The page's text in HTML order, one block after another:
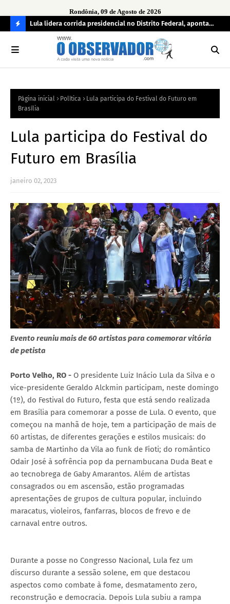
Rondônia, 09 de Agosto de 2026
O
R
Lula lidera corrida presidencial no Distrito Federal, aponta
pesquisa; Flávio Bolsonaro aparece em segundo
Página inicial Política
Lula participa do Festival do Futuro em
Brasília
Lula participa do Festival do
Futuro em Brasília
janeiro 02, 2023
Evento reuniu mais de 60 artistas para comemorar vitória
de petista
Porto Velho, RO - O presidente Luiz Inácio Lula da Silva e o
vice-presidente Geraldo Alckmin participam, neste domingo
(1º), do Festival do Futuro, festa que está sendo realizada
em Brasília para comemorar a posse de Lula. O evento, que
começou na manhã de hoje, tem a participação de mais de
60 artistas, de diferentes gerações e estilos musicais: do
samba de Martinho da Vila ao funk de Fioti; do romântico
Odair José à sofrência pop da pernambucana Duda Beat e
ao tecnobrega de Gaby Amarantos. Além de artistas
consagrados ou em ascensão, estão programadas
apresentações de grupos de cultura popular, incluindo
maracatus, violeiros, fanfarras, blocos de frevo e de
carnaval entre outros.
Durante a posse no Congresso Nacional, Lula fez um
discurso durante a sessão solene, em que destacou
aspectos como combate à fome, desmatamento zero,
reconstrução e democracia. Depois Lula subiu a rampa